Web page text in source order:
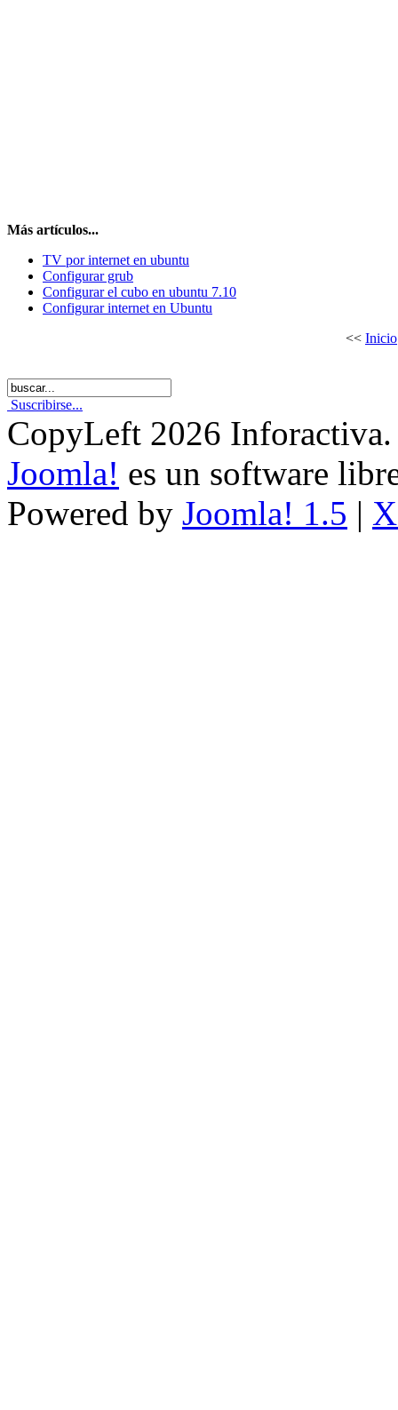
Más artículos...
TV por internet en ubuntu
Configurar grub
Configurar el cubo en ubuntu 7.10
Configurar internet en Ubuntu
<< Inicio
Suscribirse...
CopyLeft 2026 Inforactiva.
Joomla! es un software
Powered by Joomla! 1.5 |